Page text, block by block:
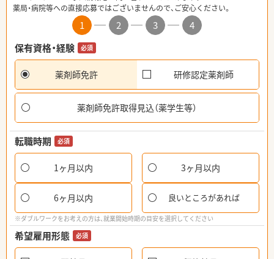
薬局・病院等への直接応募ではございませんので、ご安心ください。
1 2 3
4
保有資格・経験
必須
薬剤師免許 研修認定薬剤師
薬剤師免許取得見込（薬学生等）
転職時期 必須
1ヶ月以内 3ヶ月以内
6ヶ月以内 良いところがあれば
※ダブルワークをお考えの方は、就業開始時期の目安を選択してください
希望雇用形態 必須